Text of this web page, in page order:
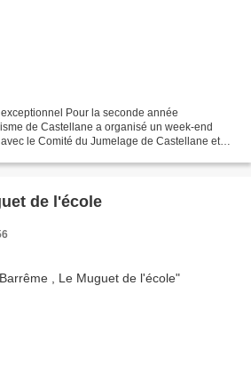
Pour la seconde année
de Castellane a organisé un week-end
le Comité du Jumelage de Castellane et
de l'école